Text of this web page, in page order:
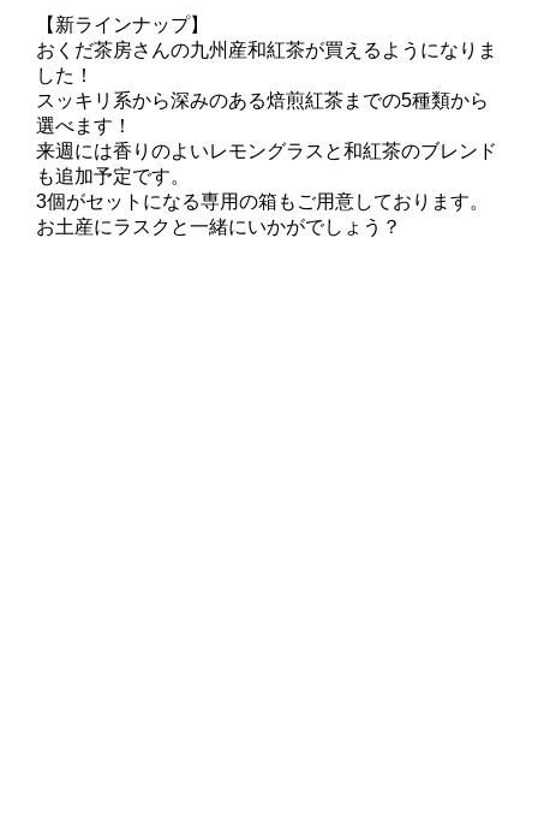
【新ラインナップ】
おくだ茶房さんの九州産和紅茶が買えるようになりま
した！
スッキリ系から深みのある焙煎紅茶までの5種類から
選べます！
来週には香りのよいレモングラスと和紅茶のブレンド
も追加予定です。
3個がセットになる専用の箱もご用意しております。
お土産にラスクと一緒にいかがでしょう？